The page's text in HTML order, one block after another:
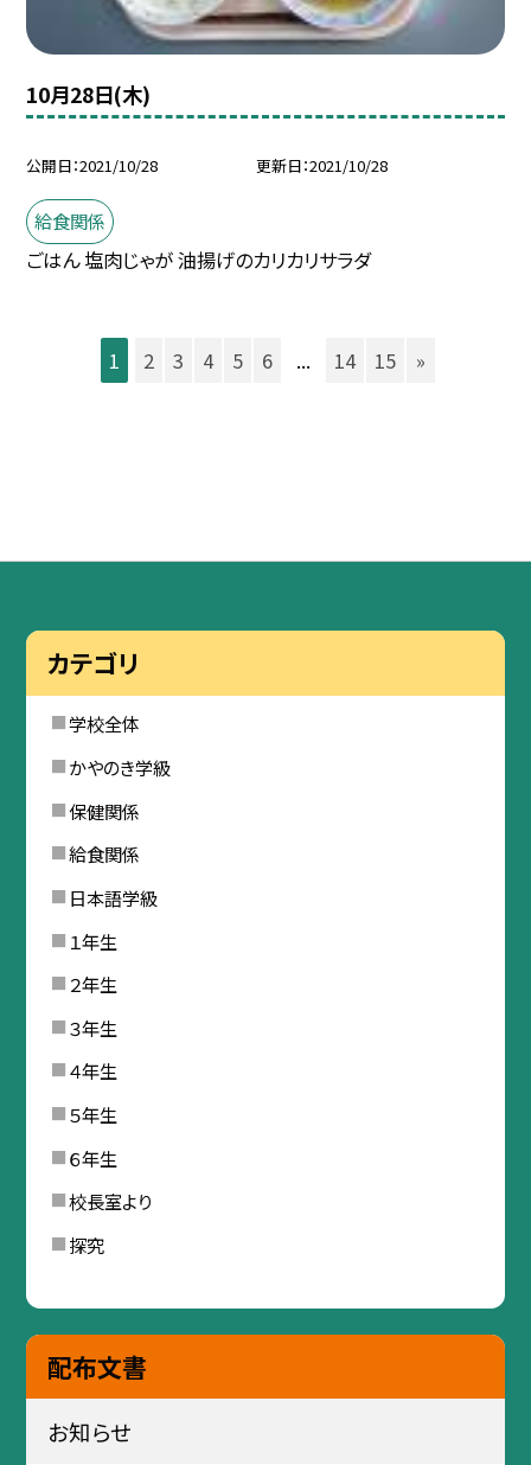
10月28日(木)
公開日 2021/10/28 更新日 2021/10/28
給食関係
ごはん 塩肉じゃが 油揚げのカリカリサラダ
1 2 3 4 5 6 ... 14 15 »
カテゴリ
学校全体
かやのき学級
保健関係
給食関係
日本語学級
１年生
２年生
３年生
４年生
５年生
６年生
校長室より
探究
配布文書
お知らせ